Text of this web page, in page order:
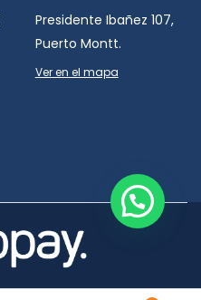
Presidente Ibañez 107,
Puerto Montt.
Ver en el mapa